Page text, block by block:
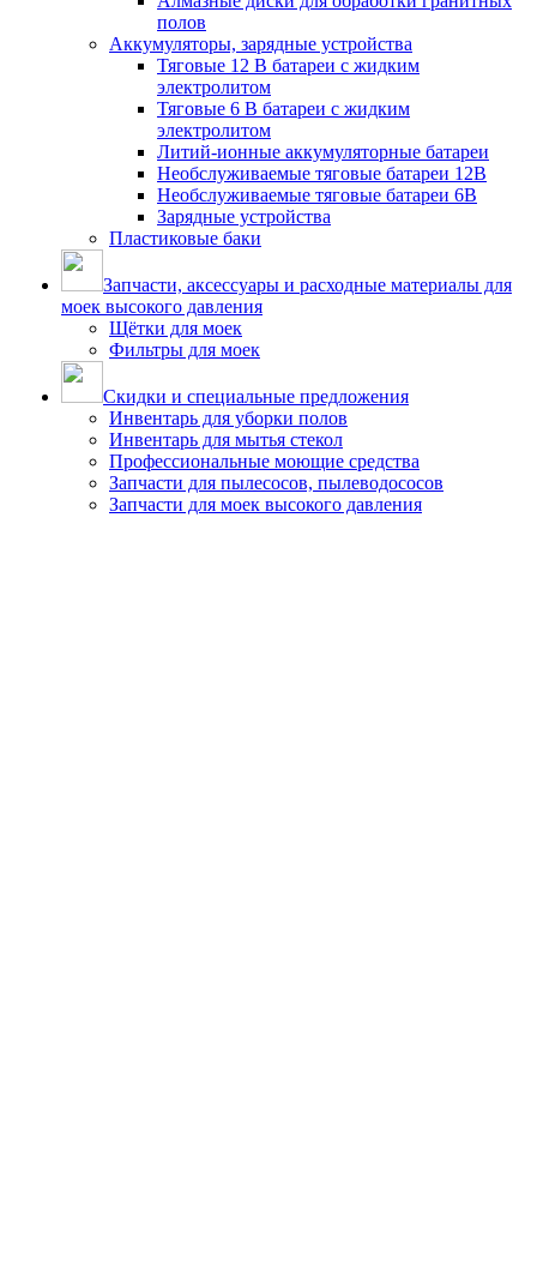
полов
Аккумуляторы, зарядные устройства
Тяговые 12 В батареи с жидким
электролитом
Тяговые 6 В батареи с жидким
электролитом
Литий-ионные аккумуляторные батареи
Необслуживаемые тяговые батареи 12В
Необслуживаемые тяговые батареи 6В
Зарядные устройства
Пластиковые баки
Запчасти, аксессуары и расходные материалы для
моек высокого давления
Щётки для моек
Фильтры для моек
Скидки и специальные предложения
Инвентарь для уборки полов
Инвентарь для мытья стекол
Профессиональные моющие средства
Запчасти для пылесосов, пылеводососов
Запчасти для моек высокого давления